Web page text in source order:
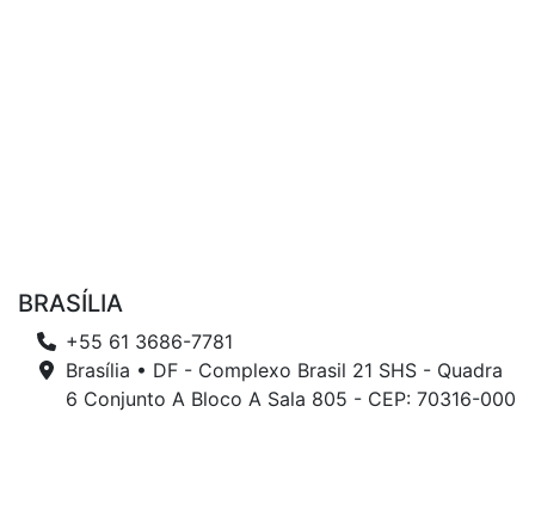
BRASÍLIA
+55 61 3686-7781
Brasília • DF - Complexo Brasil 21 SHS - Quadra
6 Conjunto A Bloco A Sala 805 - CEP: 70316-000